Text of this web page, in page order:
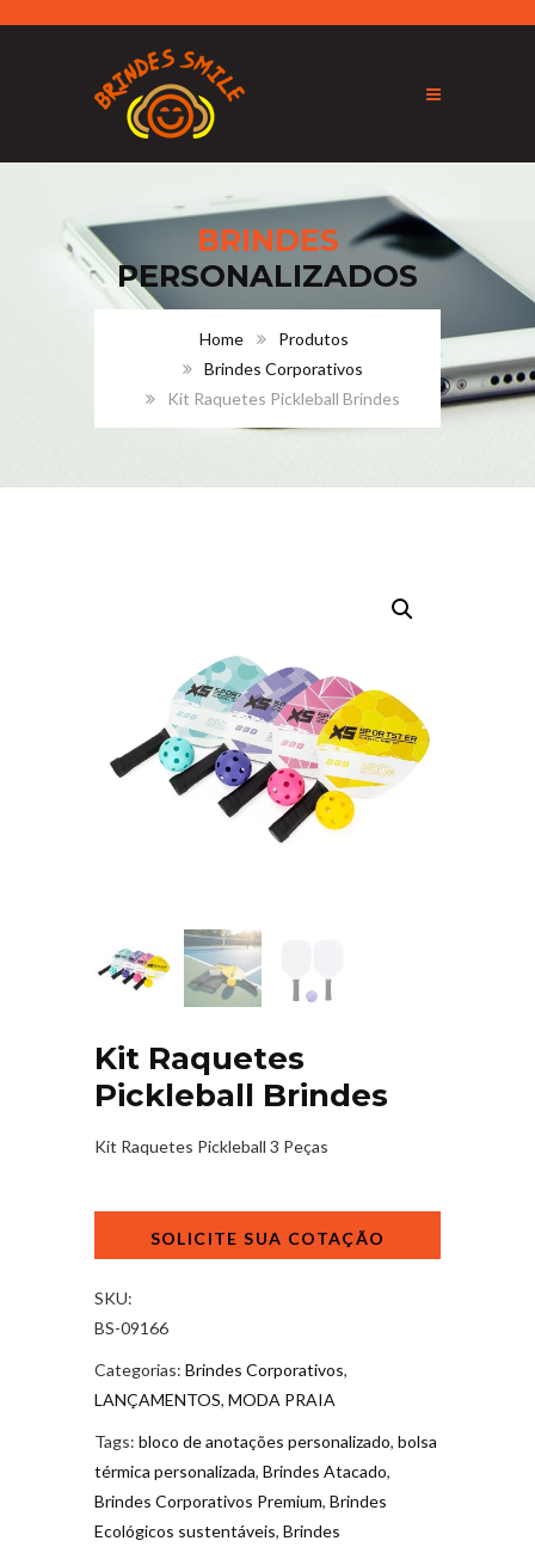
BRINDES
PERSONALIZADOS
Home
Produtos
Brindes Corporativos
Kit Raquetes Pickleball Brindes
Kit Raquetes
Pickleball Brindes
Kit Raquetes Pickleball 3 Peças
Pickleball
quantidade
SKU:
BS-09166
Categorias: Brindes Corporativos,
LANÇAMENTOS, MODA PRAIA
Tags: bloco de anotações personalizado, bolsa
térmica personalizada, Brindes Atacado,
Brindes Corporativos Premium, Brindes
Ecológicos sustentáveis, Brindes